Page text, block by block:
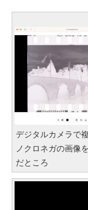
デジタルカメラで
ノクロネガの画像
だところ